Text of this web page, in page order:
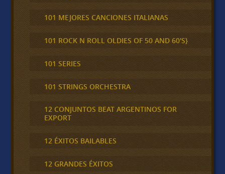
101 MEJORES CANCIONES ITALIANAS
101 ROCK N ROLL OLDIES OF 50 AND 60'S}
101 SERIES
101 STRINGS ORCHESTRA
12 CONJUNTOS BEAT ARGENTINOS FOR
EXPORT
12 ÉXITOS BAILABLES
12 GRANDES ÉXITOS